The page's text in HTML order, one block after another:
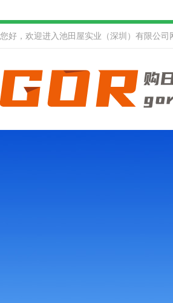
您好，欢迎进入池田屋实业（深圳）有限公司